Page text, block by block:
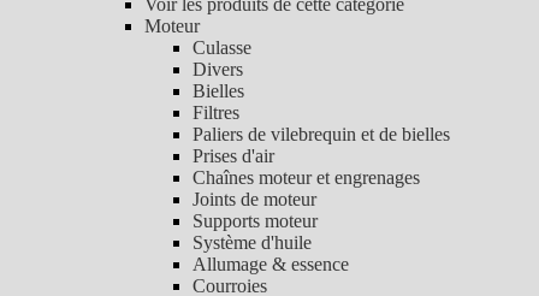
Voir les produits de cette catégorie
Moteur
Culasse
Divers
Bielles
Filtres
Paliers de vilebrequin et de bielles
Prises d'air
Chaînes moteur et engrenages
Joints de moteur
Supports moteur
Système d'huile
Allumage & essence
Courroies